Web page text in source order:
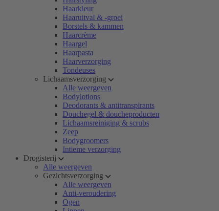
Haarkleur
Haaruitval & -groei
Borstels & kammen
Haarcrème
Haargel
Haarpasta
Haarverzorging
Tondeuses
Lichaamsverzorging
Alle weergeven
Bodylotions
Deodorants & antitranspirants
Douchegel & doucheproducten
Lichaamsreiniging & scrubs
Zeep
Bodygroomers
Intieme verzorging
Drogisterij
Alle weergeven
Gezichtsverzorging
Alle weergeven
Anti-veroudering
Ogen